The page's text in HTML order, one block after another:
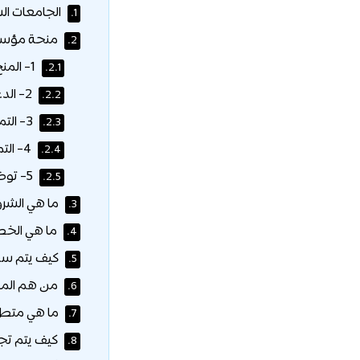
1.
2. منحة
2.1.
2.2.
2.3.
2.4.
2.5.
3. ما هي
4. ما هي
5. كيف يتم
6. من هم
7. ما هي
8.
كيف يتم